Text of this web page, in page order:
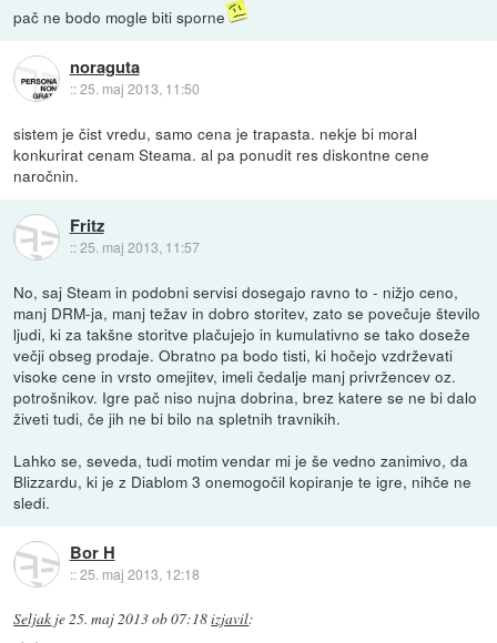
pač ne bodo mogle biti sporne
noraguta
::25. maj 2013, 11:50
sistem je čist vredu, samo cena je trapasta. nekje bi moral
konkurirat cenam Steama. al pa ponudit res diskontne cene
naročnin.
Fritz
::25. maj 2013, 11:57
No, saj Steam in podobni servisi dosegajo ravno to - nižjo ceno,
manj DRM-ja, manj težav in dobro storitev, zato se povečuje število
ljudi, ki za takšne storitve plačujejo in kumulativno se tako doseže
večji obseg prodaje. Obratno pa bodo tisti, ki hočejo vzdrževati
visoke cene in vrsto omejitev, imeli čedalje manj privržencev oz.
potrošnikov. Igre pač niso nujna dobrina, brez katere se ne bi dalo
živeti tudi, če jih ne bi bilo na spletnih travnikih.
Lahko se, seveda, tudi motim vendar mi je še vedno zanimivo, da
Blizzardu, ki je z Diablom 3 onemogočil kopiranje te igre, nihče ne
sledi.
Bor H
::25. maj 2013, 12:18
Seljak je25. maj 2013 ob 07:18izjavil: